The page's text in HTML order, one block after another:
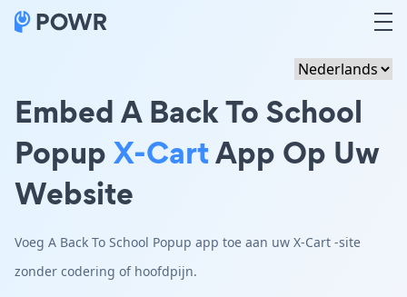
Embed A Back To School
PopupX-CartApp Op Uw
Website
Voeg A Back To School Popup app toe aan uw X-Cart -site
zonder codering of hoofdpijn.